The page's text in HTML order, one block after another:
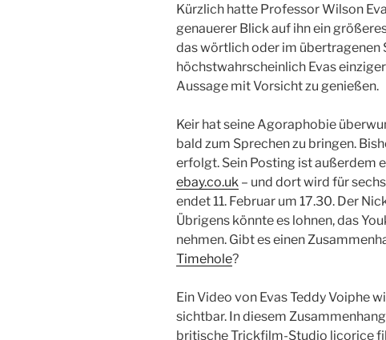
Kürzlich hatte Professor Wilson
genauerer Blick auf ihn ein
das wörtlich oder im übertragenen
höchstwahrscheinlich Evas
Aussage mit Vorsicht zu genießen.
Keir hat seine Agoraphobie
bald zum Sprechen zu bringen.
erfolgt. Sein Posting ist außerdem
ebay.co.uk – und dort wird für
endet 11. Februar um 17.30. Der
Übrigens könnte es lohnen, das
nehmen. Gibt es einen
Timehole?
Ein Video von Evas Teddy Voiphe
sichtbar. In diesem
britische Trickfilm-Studio licorice